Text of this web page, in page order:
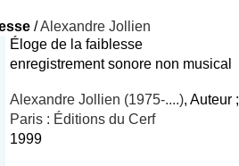
/Alexandre Jollien
Éloge de la faiblesse
enregistrement sonore non musical
Alexandre Jollien (1975-....), Auteur ;
Paris : Éditions du Cerf
1999